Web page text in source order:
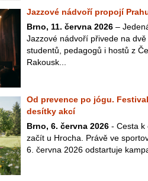
Jazzové nádvoří propojí
Brno, 11. června 2026 –
Jazzové nádvoří přivede na
studentů, pedagogů i hostů z
Rakousk...
Od prevence po jógu.
desítky akcí
Brno, 6. června 2026 - Cesta k
začít u Hrocha. Právě ve
6. června 2026 odstartuje